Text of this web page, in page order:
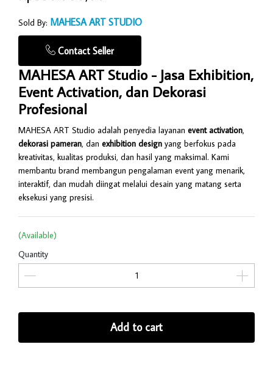
Sold By: MAHESA ART STUDIO
Contact Seller
MAHESA ART Studio - Jasa Exhibition,
Event Activation, dan Dekorasi
Profesional
MAHESA ART Studio adalah penyedia layanan event activation,
dekorasi pameran, dan exhibition design yang berfokus pada
kreativitas, kualitas produksi, dan hasil yang maksimal. Kami
membantu brand membangun pengalaman event yang menarik,
interaktif, dan mudah diingat melalui desain yang matang serta
eksekusi yang presisi.
(Available)
Quantity
Add to cart